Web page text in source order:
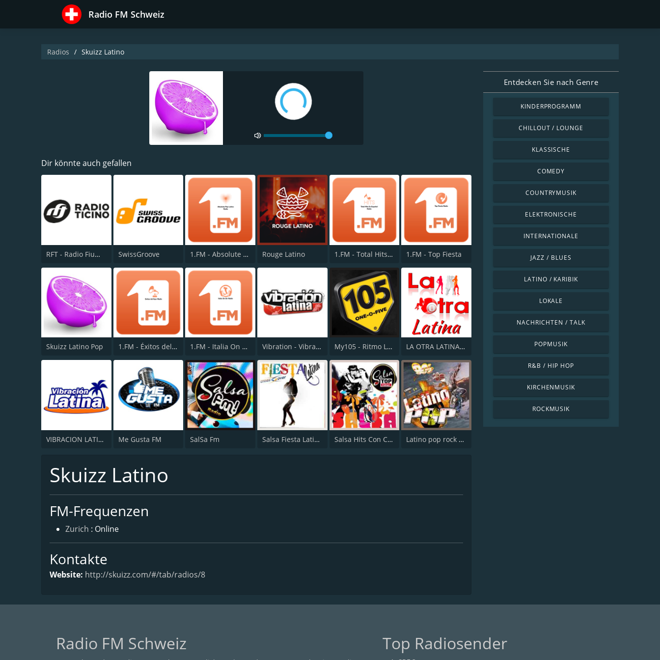
Radio FM Schweiz
Radios Skuizz Latino
Dir könnte auch gefallen
RFT - Radio Fiume Ticino SwissGroove 1.FM - Absolute Pop Latino Rouge Latino 1.FM - Total Hits en Español 1.FM - Top Fiesta
Skuizz Latino Pop 1.FM - Éxitos del Ayer 1.FM - Italia On Air Vibration - Vibración Latina My105 - Ritmo Latino LA OTRA LATINA SUIZA
VIBRACION LATINA Me Gusta FM SalSa Fm Salsa Fiesta Latina Salsa Hits Con Clase Latino pop rock Hits 90s_00
Skuizz Latino
FM-Frequenzen
Zurich : Online
Kontakte
Website: http://skuizz.com/#/tab/radios/8
Entdecken Sie nach Genre
KINDERPROGRAMM
CHILLOUT / LOUNGE
KLASSISCHE
COMEDY
COUNTRYMUSIK
ELEKTRONISCHE
INTERNATIONALE
JAZZ / BLUES
LATINO / KARIBIK
LOKALE
NACHRICHTEN / TALK
POPMUSIK
R&B / HIP HOP
KIRCHENMUSIK
ROCKMUSIK
Radio FM Schweiz Top Radiosender